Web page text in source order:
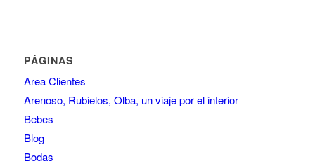
PÁGINAS
Area Clientes
Arenoso, Rubielos, Olba, un viaje por el interior
Bebes
Blog
Bodas